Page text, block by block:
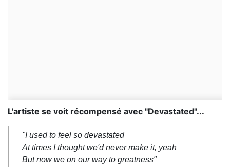
L'artiste se voit récompensé avec "Devastated"...
"I used to feel so devastated
At times I thought we'd never make it, yeah
But now we on our way to greatness"